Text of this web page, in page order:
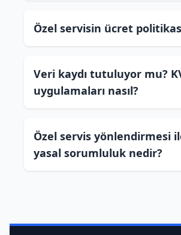
Özel servisin ücret
Veri kaydı tutuluyor mu?
uygulamaları nasıl?
Özel servis yönlendirmesi
yasal sorumluluk nedir?